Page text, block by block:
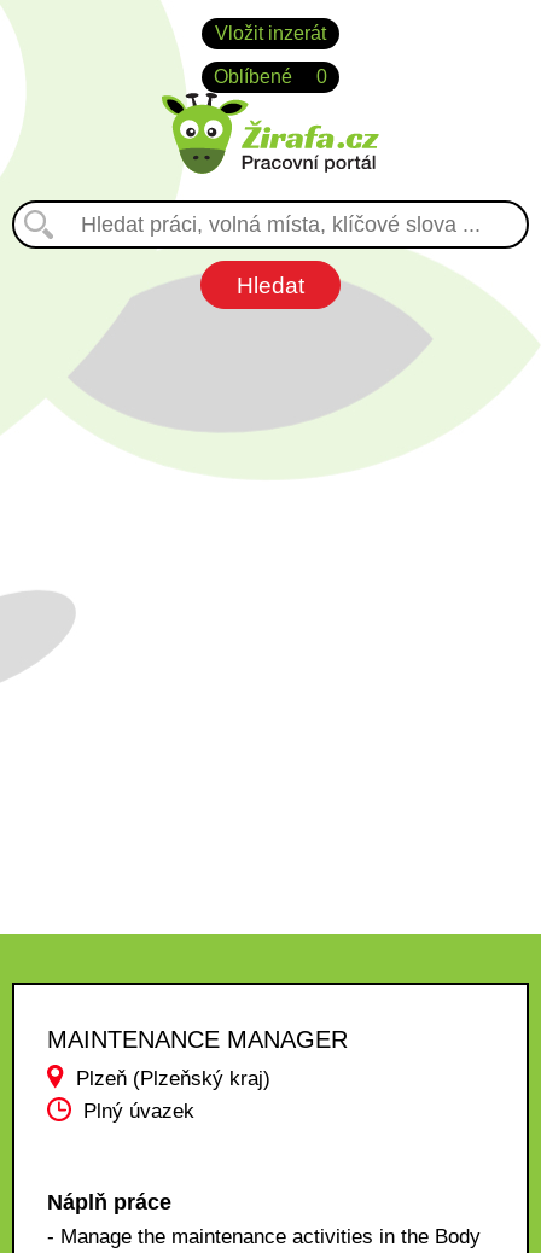
Vložit inzerát
Oblíbené 0
MAINTENANCE MANAGER
Plzeň (Plzeňský kraj)
Plný úvazek
Náplň práce
- Manage the maintenance activities in the Body